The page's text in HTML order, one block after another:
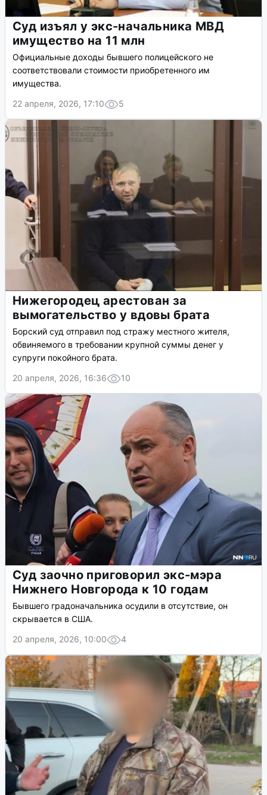
Суд изъял у экс-начальника МВД
имущество на 11 млн
Официальные доходы бывшего полицейского не
соответствовали стоимости приобретенного им
имущества.
22 апреля, 2026, 17:10
5
Нижегородец арестован за
вымогательство у вдовы брата
Борский суд отправил под стражу местного жителя,
обвиняемого в требовании крупной суммы денег у
супруги покойного брата.
20 апреля, 2026, 16:36
10
Суд заочно приговорил экс-мэра
Нижнего Новгорода к 10 годам
Бывшего градоначальника осудили в отсутствие, он
скрывается в США.
20 апреля, 2026, 10:00
4